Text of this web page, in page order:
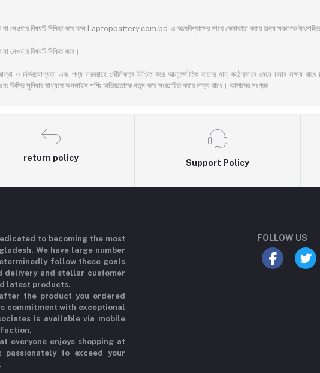
না নেওয়ার বিষয়টি নিশ্চিত করে বলে Laptopbattery.com.bd-এ আত্মবিশ্বাসের সাথে কেনাকাটা করার জন্য সকলকে
নেওয়ার বিষয়টি নিশ্চিত করে।
ও নির্ভরযোগ্যতা এবং পণ্য সরবরাহে মৌলিকত্ব নিশ্চিত করে আন্তর্জাতিক মানের মান কঠোরভাবে মেনে চলার লক্ষ্য
কিস্তি সুবিধার মাধ্যমে অনলাইন শপিং অভিজ্ঞতাকে নতুন করে সংজ্ঞায়িত করার লক্ষ্য রাখে। আমাদের সংগ্রহ
return policy
Support Policy
to becoming the most
We have large number
follow these goals
delivery and stellar customer
latest products.
the product you ordered
commitment with exceptional
is available via mobile
everyone enjoys shopping at
to exceed your
FOLLOW US